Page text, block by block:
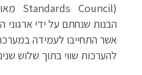
הבנות שנחתם על ידי ארגוני
אשר התחייבו לעמידה
להערכות שווי בתוך שלוש